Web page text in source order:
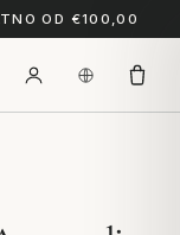
OD €100,00